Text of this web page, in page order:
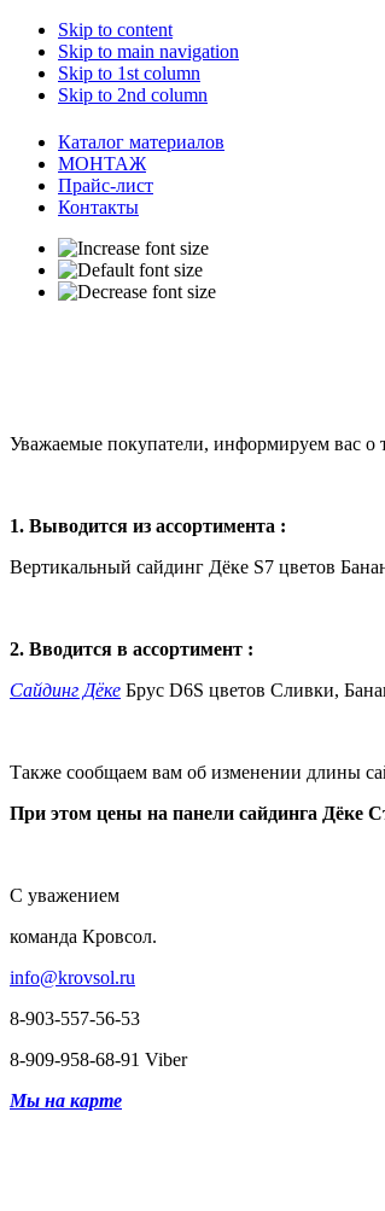
Skip to content
Skip to main navigation
Skip to 1st column
Skip to 2nd column
Каталог материалов
МОНТАЖ
Прайс-лист
Контакты
Уважаемые покупатели, информируем вас о
1. Выводится из ассортимента :
Вертикальный сайдинг Дёке S7 цветов
2. Вводится в ассортимент :
Сайдинг Дёке Брус D6S цветов Сливки,
Также сообщаем вам об изменении длины
При этом цены на панели сайдинга Дёке
С уважением
команда Кровсол.
info@krovsol.ru
8-903-557-56-53
8-909-958-68-91 Viber
Мы на карте